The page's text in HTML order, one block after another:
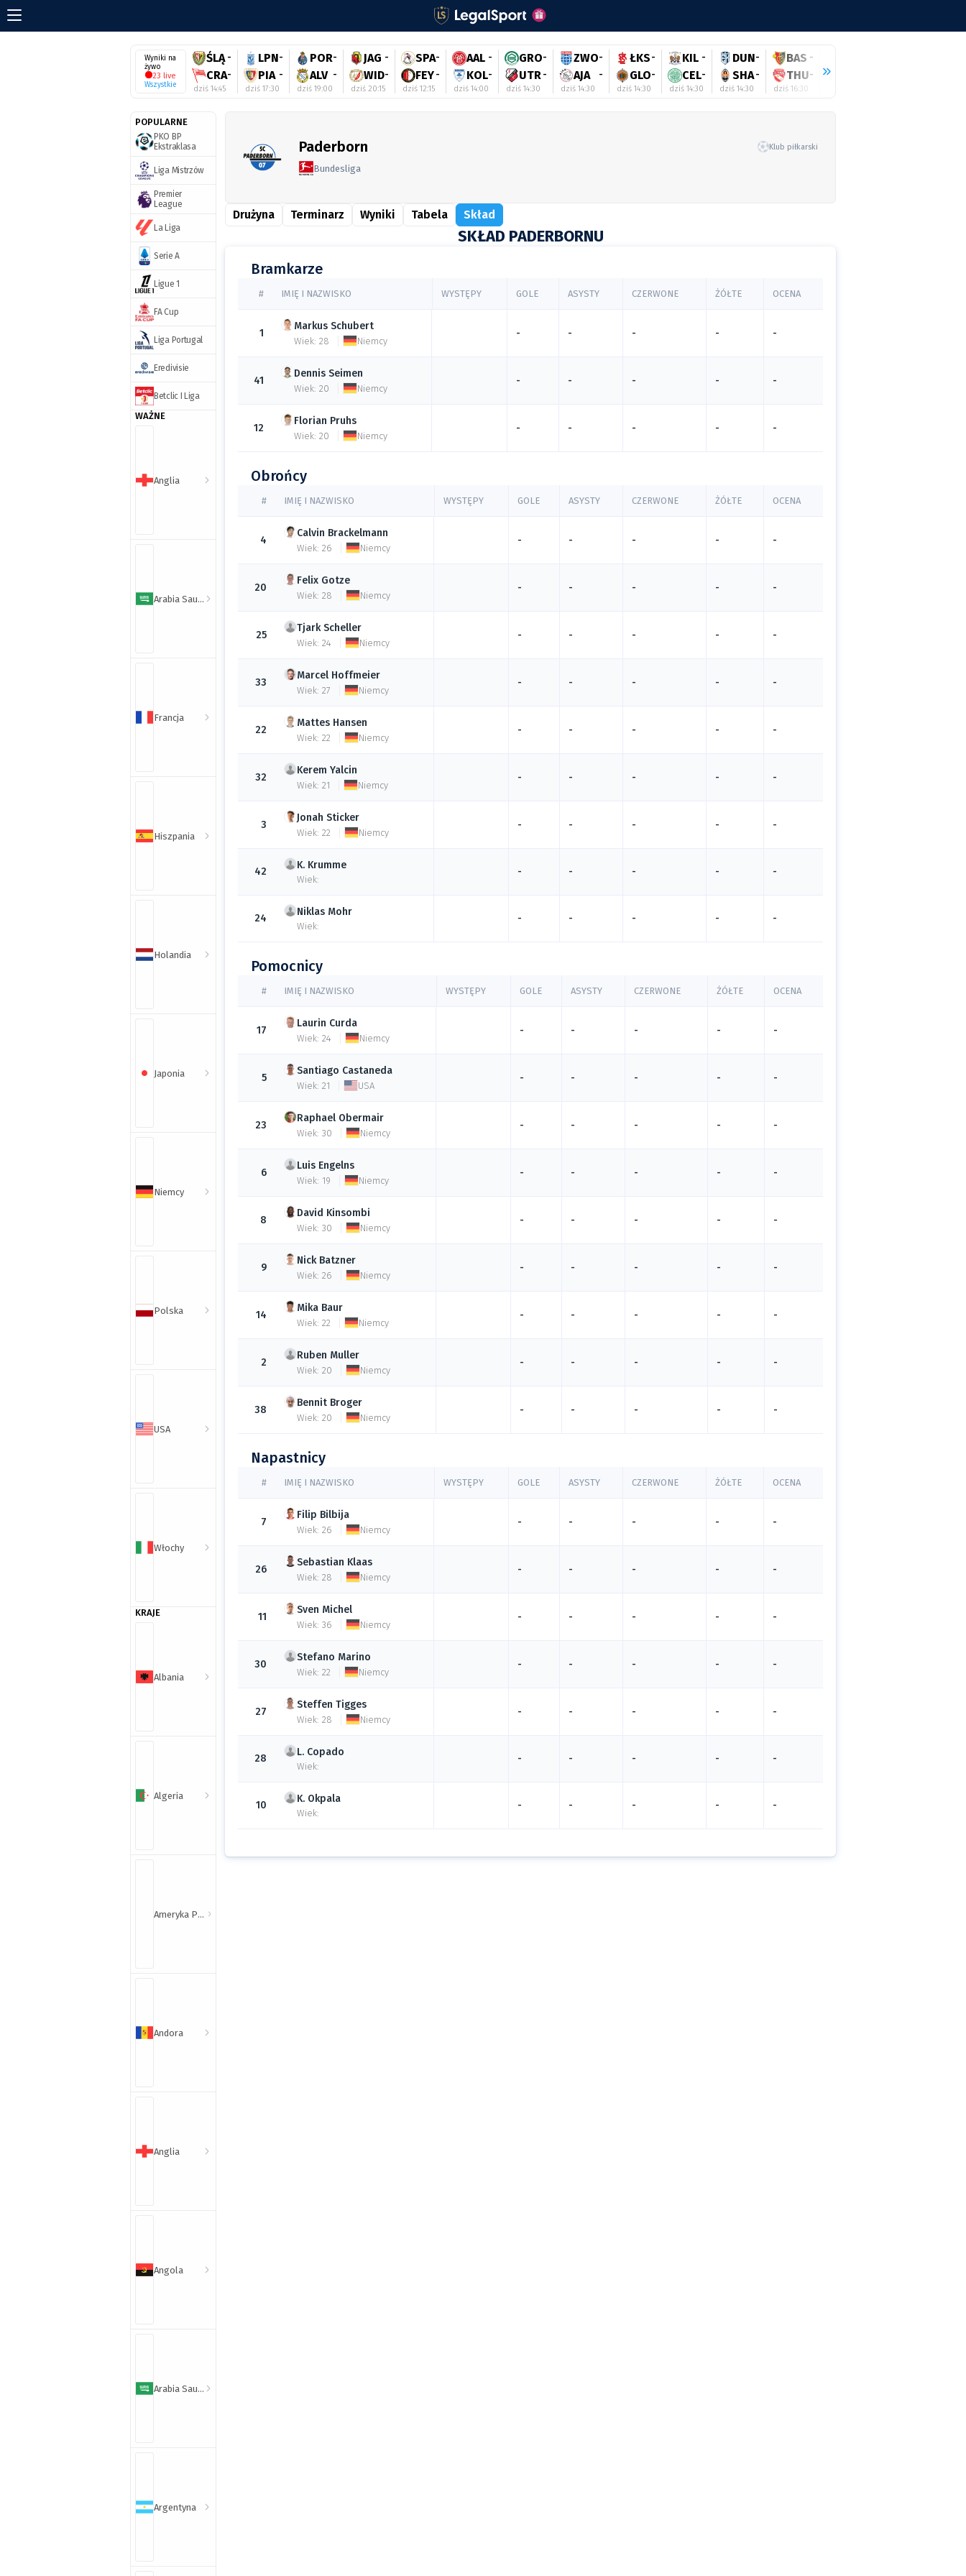
Wyniki na
żywo
23 live
Wszystkie
ŚLĄ -
CRA-
dziś 14:45
LPN-
PIA -
dziś 17:30
POR-
ALV -
dziś 19:00
JAG -
WID-
dziś 20:15
SPA-
FEY-
dziś 12:15
AAL -
KOL-
dziś 14:00
GRO-
UTR-
dziś 14:30
ZWO-
AJA -
dziś 14:30
ŁKS-
GLO-
dziś 14:30
KIL -
CEL-
dziś 14:30
DUN-
SHA-
dziś 14:30
BAS -
THU-
dziś 16:30
POPULARNE
PKO BP
Ekstraklasa
Liga Mistrzów
Premier
League
La Liga
Serie A
Ligue 1
FA Cup
Liga Portugal
Eredivisie
Betclic I Liga
WAŻNE
Anglia
Arabia Saudyjska
Francja
Hiszpania
Holandia
Japonia
Niemcy
Polska
USA
Włochy
KRAJE
Albania
Algeria
Ameryka Północna i Południowa
Andora
Anglia
Angola
Arabia Saudyjska
Argentyna
Paderborn Klub piłkarski
Bundesliga
Drużyna Terminarz Wyniki Tabela Skład
SKŁAD PADERBORNU
Bramkarze
# IMIĘ I NAZWISKO WYSTĘPY GOLE ASYSTY CZERWONE ŻÓŁTE OCENA
1
Markus Schubert
Wiek: 28 Niemcy
- - - - -
41
Dennis Seimen
Wiek: 20 Niemcy
- - - - -
12
Florian Pruhs
Wiek: 20 Niemcy
- - - - -
Obrońcy
# IMIĘ I NAZWISKO WYSTĘPY GOLE ASYSTY CZERWONE ŻÓŁTE OCENA
4
Calvin Brackelmann
Wiek: 26 Niemcy
- - - - -
20
Felix Gotze
Wiek: 28 Niemcy
- - - - -
25
Tjark Scheller
Wiek: 24 Niemcy
- - - - -
33
Marcel Hoffmeier
Wiek: 27 Niemcy
- - - - -
22
Mattes Hansen
Wiek: 22 Niemcy
- - - - -
32
Kerem Yalcin
Wiek: 21 Niemcy
- - - - -
3
Jonah Sticker
Wiek: 22 Niemcy
- - - - -
42
K. Krumme
Wiek:
- - - - -
24
Niklas Mohr
Wiek:
- - - - -
Pomocnicy
# IMIĘ I NAZWISKO WYSTĘPY GOLE ASYSTY CZERWONE ŻÓŁTE OCENA
17
Laurin Curda
Wiek: 24 Niemcy
- - - - -
5
Santiago Castaneda
Wiek: 21 USA
- - - - -
23
Raphael Obermair
Wiek: 30 Niemcy
- - - - -
6
Luis Engelns
Wiek: 19 Niemcy
- - - - -
8
David Kinsombi
Wiek: 30 Niemcy
- - - - -
9
Nick Batzner
Wiek: 26 Niemcy
- - - - -
14
Mika Baur
Wiek: 22 Niemcy
- - - - -
2
Ruben Muller
Wiek: 20 Niemcy
- - - - -
38
Bennit Broger
Wiek: 20 Niemcy
- - - - -
Napastnicy
# IMIĘ I NAZWISKO WYSTĘPY GOLE ASYSTY CZERWONE ŻÓŁTE OCENA
7
Filip Bilbija
Wiek: 26 Niemcy
- - - - -
26
Sebastian Klaas
Wiek: 28 Niemcy
- - - - -
11
Sven Michel
Wiek: 36 Niemcy
- - - - -
30
Stefano Marino
Wiek: 22 Niemcy
- - - - -
27
Steffen Tigges
Wiek: 28 Niemcy
- - - - -
28
L. Copado
Wiek:
- - - - -
10
K. Okpala
Wiek:
- - - - -